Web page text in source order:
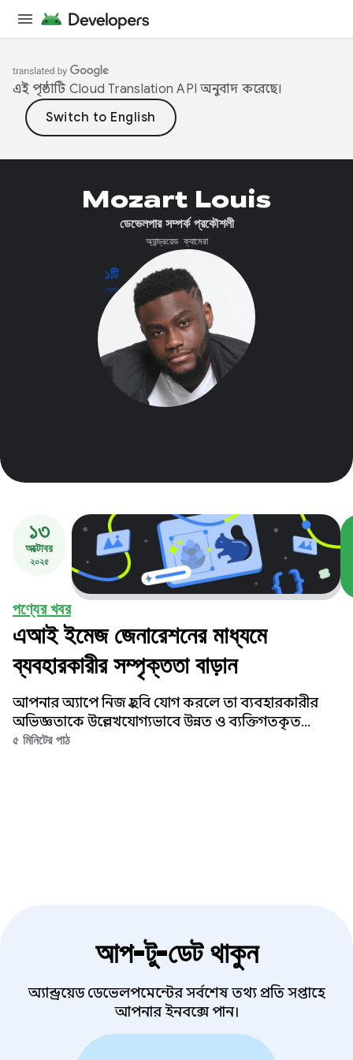
এই পৃষ্ঠাটি Cloud Translation API অনুবাদ করেছে।
১টি
পোস্ট
Mozart Louis
ডেভেলপার সম্পর্ক প্রকৌশলী
অ্যান্ড্রয়েড ক্যামেরা
১৩
অক্টোবর
২০২৫
পণ্যের খবর
এআই ইমেজ জেনারেশনের মাধ্যমে
ব্যবহারকারীর সম্পৃক্ততা বাড়ান
আপনার অ্যাপে নিজস্ব ছবি যোগ করলে তা ব্যবহারকারীর
অভিজ্ঞতাকে উল্লেখযোগ্যভাবে উন্নত ও ব্যক্তিগতকৃত
করতে পারে এবং ব্যবহারকারীর সম্পৃক্ততা বাড়াতে পারে।
৫ মিনিটের পাঠ
আপ-টু-ডেট থাকুন
অ্যান্ড্রয়েড ডেভেলপমেন্টের সর্বশেষ তথ্য প্রতি সপ্তাহে
আপনার ইনবক্সে পান।